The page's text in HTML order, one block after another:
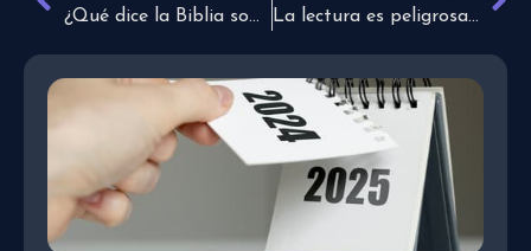
¿Qué dice la Biblia sobre la tentación?
La lectura es peligrosa porque te puede dar ideas